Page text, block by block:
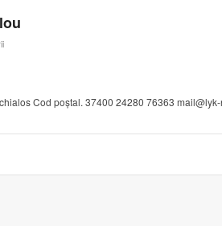
Cod poștal. 37400 24280 76363